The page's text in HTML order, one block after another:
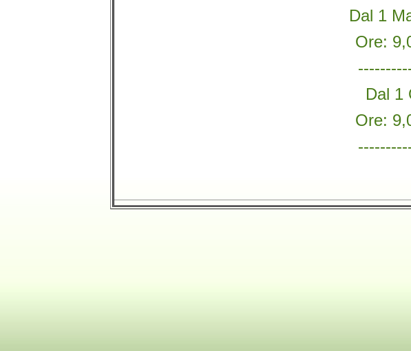
Dal 1
Ore:
Dal 1
Ore: